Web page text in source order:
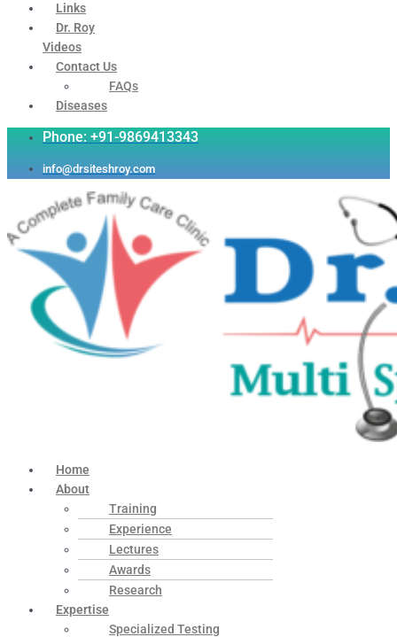
Links
Dr. Roy
Videos
Contact Us
FAQs
Diseases
Phone: +91-9869413343
info@drsiteshroy.com
Home
About
Training
Experience
Lectures
Awards
Research
Expertise
Specialized Testing